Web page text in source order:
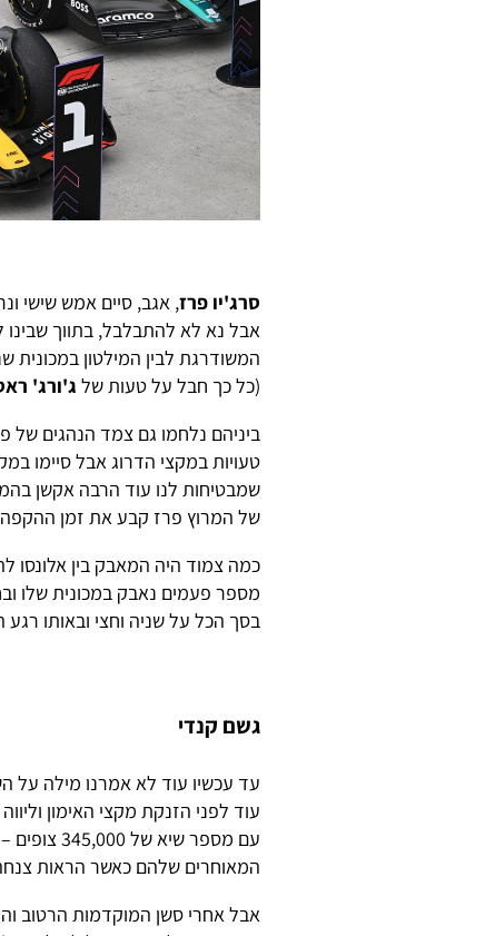
סרג'יו פרז, אגב, סיים אמש שישי
אבל נא לא להתבלבל, בתווך שבינו
המשודרגת לבין המילטון במכונית
(כל כך חבל על טעות של ג'ורג'
טעויות במקצי הדרוג אבל סיימו
שמבטיחות לנו עוד הרבה אקשן
של המרוץ פרז קבע את זמן ההקפה
כמה צמוד היה המאבק בין אלונסו
בסך הכל על שניה וחצי ובאותו
גשם קנדי
עד עכשיו עוד לא אמרנו מילה על
עוד לפני הזנקת מקצי האימון
עם מספר
המאוחרים שלהם כאשר הראות
אבל אחרי סשן המוקדמות הרטוב